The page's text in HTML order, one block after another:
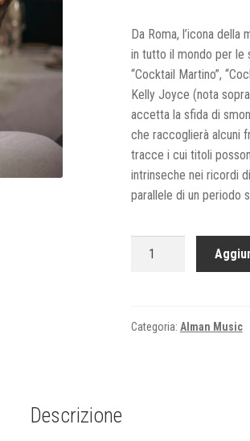
Da Roma, l’icona
in tutto il mondo per le
“Cocktail Martino”,
Kelly Joyce (nota
accetta la sfida di
che raccoglierà alcuni
tracce i cui titoli
intrinseche nei ricordi
parallele di un periodo
KELLY
Categoria: Alman Music
Descrizione